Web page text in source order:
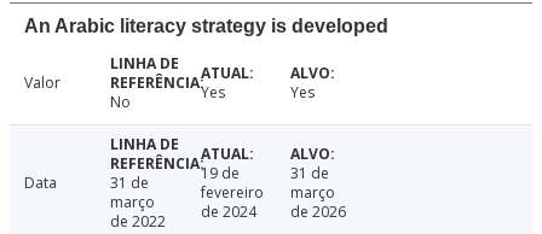
An Arabic literacy strategy is developed
Valor
No
Yes Yes
Data
31 de
março
de 2022
19 de
fevereiro
de 2024
31 de
março
de 2026